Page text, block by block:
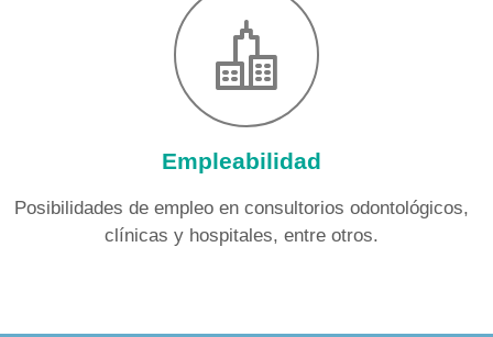
Empleabilidad
Posibilidades de empleo en consultorios odontológicos,
clínicas y hospitales, entre otros.